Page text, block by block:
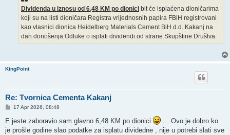
Dividenda u iznosu od 6,48 KM po dionici bit će isplaćena dioničarima
koji su na listi dioničara Registra vrijednosnih papira FBiH registrovani
kao vlasnici dionica Heidelberg Materials Cement BiH d.d. Kakanj na
dan donošenja Odluke o isplati dividendi od strane Skupštine Društva.
KingPoint
Re: Tvornica Cementa Kakanj
P
s
t
17 Apr 2026, 08:48
E jeste zaboravio sam glavno 6,48 KM po dionici
... Ovo je dobro ko
je prošle godine slao podatke za isplatu dividedne , nije u potrebi slati sve